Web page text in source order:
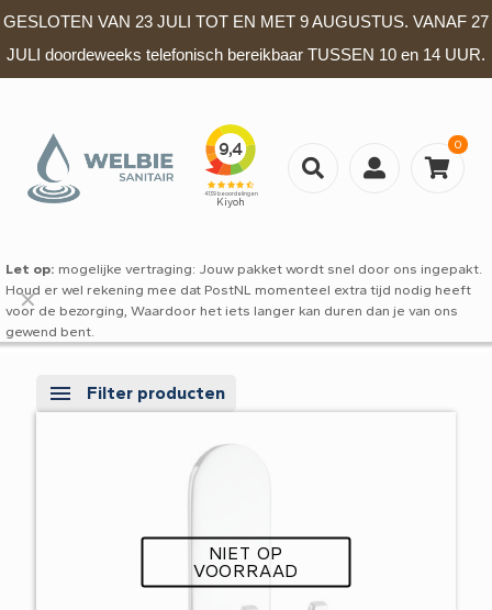
GESLOTEN VAN 23 JULI TOT EN MET 9 AUGUSTUS. VANAF 27
JULI doordeweeks telefonisch bereikbaar TUSSEN 10 en 14 UUR.
0
Let op: mogelijke vertraging: Jouw pakket wordt snel door ons ingepakt.
Houd er wel rekening mee dat PostNL momenteel extra tijd nodig heeft
voor de bezorging, Waardoor het iets langer kan duren dan je van ons
gewend bent.
✕
Filter producten
NIET OP
VOORRAAD